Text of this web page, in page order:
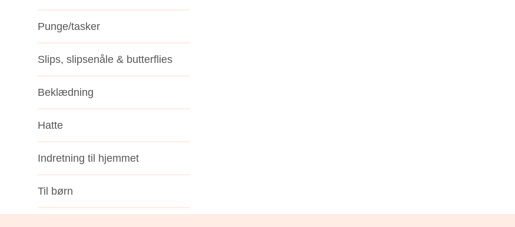
Punge/tasker
Slips, slipsenåle & butterflies
Beklædning
Hatte
Indretning til hjemmet
Til børn